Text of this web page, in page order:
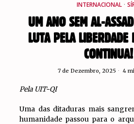
INTERNACIONAL ·
UM ANO SEM AL-
LUTA PELA LIBERDADE
CONTINUA!
7 de Dezembro, 2025 4
Pela UIT-QI
Uma das ditaduras mais
humanidade passou para o